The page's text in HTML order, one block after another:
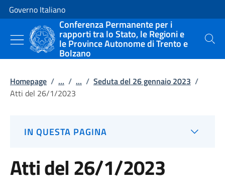
Vai al contenuto
Vai alla navigazione del sito
Governo Italiano
Conferenza Permanente per i
rapporti tra lo Stato, le Regioni e
le Province Autonome di Trento e
Bolzano
Cerca
Homepage / ... / ... / Seduta del 26 gennaio 2023 /
Atti del 26/1/2023
IN QUESTA PAGINA
Atti del 26/1/2023